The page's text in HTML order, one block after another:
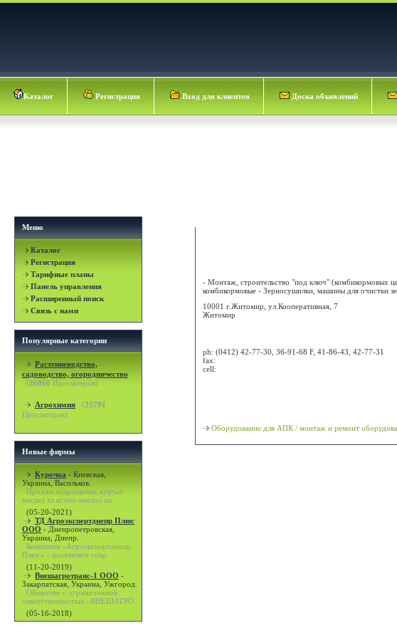
Каталог Регистрация Вход для клиентов Доска объявлений
Меню
Каталог
Регистрация
Тарифные планы
Панель управления
Расширенный поиск
Связь с нами
Популярные категории
Растениеводство,
садоводство, огородничество
(26060 Просмотров)
Агрохимия (25791
Просмотров)
Новые фирмы
Курочка - Киевская,
Украина, Васильков.
Продаж підрощених курчат
мясної та яєчно-мясної по
(05-20-2021)
ТД Агроэкспертднепр Плюс
ООО - Днепропетровская,
Украина, Днепр.
Компания «Агроэкспертднепр
Плюс» - поставляет совр
(11-20-2019)
Внешагротранс-1 ООО -
Закарпатская, Украина, Ужгород.
Общество с ограниченной
ответственностью «ВНЕШАГРО
(05-16-2018)
- Монтаж, строительство "под ключ" (комбикормовых
комбикормовые - Зерносушилки, машины для очистки
10001 г.Житомир, ул.Кооперативная, 7
Житомир
ph: (0412) 42-77-30, 36-91-68 F, 41-86-43, 42-77-31
fax:
cell:
Оборудование для АПК / монтаж и ремонт